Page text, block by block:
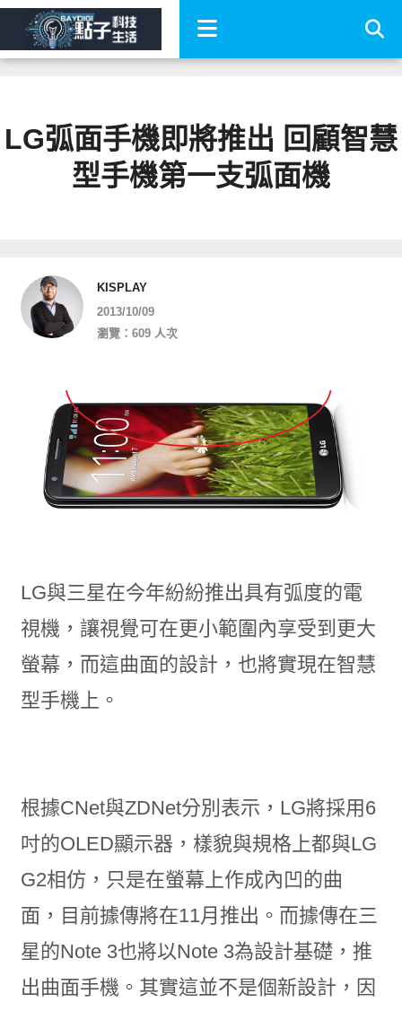
LG弧面手機即將推出 回顧智慧
型手機第一支弧面機
KISPLAY
2013/10/09
瀏覽：609 人次
LG與三星在今年紛紛推出具有弧度的電
視機，讓視覺可在更小範圍內享受到更大
螢幕，而這曲面的設計，也將實現在智慧
型手機上。
根據CNet與ZDNet分別表示，LG將採用6
吋的OLED顯示器，樣貌與規格上都與LG
G2相仿，只是在螢幕上作成內凹的曲
面，目前據傳將在11月推出。而據傳在三
星的Note 3也將以Note 3為設計基礎，推
出曲面手機。其實這並不是個新設計，因